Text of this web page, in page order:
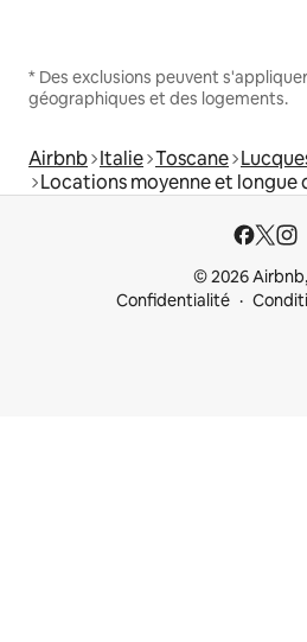
* Des exclusions peuvent
géographiques et des logements.
Airbnb Italie Toscane
Locations moyenne et longue
© 2026
Confidentialité